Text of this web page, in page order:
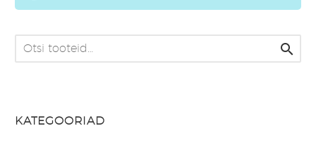

KATEGOORIAD